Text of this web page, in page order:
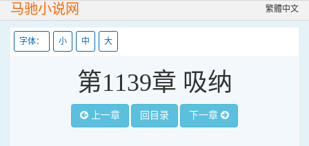
马驰小说网 繁體中文
字体： 小 中 大
第1139章 吸纳
上一章 回目录 下一章